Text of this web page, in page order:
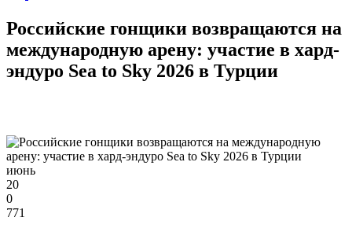
Российские гонщики возвращаются на
международную арену: участие в хард-
эндуро Sea to Sky 2026 в Турции
июнь
20
0
771